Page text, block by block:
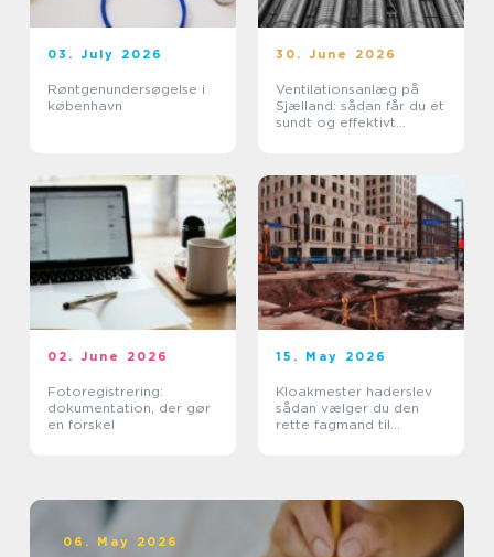
03. July 2026
Røntgenundersøgelse i
københavn
30. June 2026
Ventilationsanlæg på
Sjælland: sådan får du et
sundt og effektivt
02. June 2026
Fotoregistrering:
dokumentation, der gør
en forskel
15. May 2026
Kloakmester haderslev
sådan vælger du den
rette fagmand til
06. May 2026